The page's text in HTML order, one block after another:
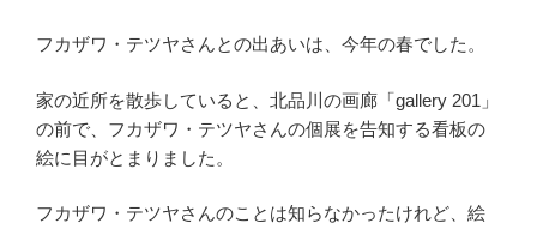
フカザワ・テツヤさんとの出あいは、今年の春でした。
家の近所を散歩していると、北品川の画廊「gallery 201」
の前で、フカザワ・テツヤさんの個展を告知する看板の
絵に目がとまりました。
フカザワ・テツヤさんのことは知らなかったけれど、絵